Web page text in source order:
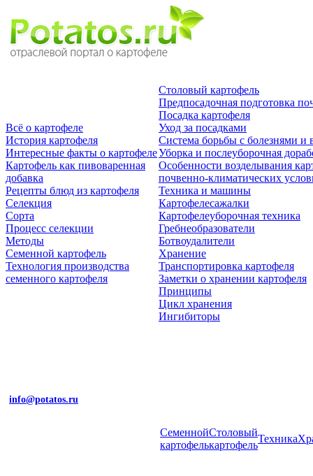
Всё о картофеле
История картофеля
Интересные факты о картофеле
Картофель как пивоваренная
добавка
Рецепты блюд из картофеля
Селекция
Сорта
Процесс селекции
Методы
Семенной картофель
Технология производства
семенного картофеля
Столовый картофель
Предпосадочная подготовка
Посадка картофеля
Уход за посадками
Система борьбы с болезнями и
Уборка и послеуборочная
Особенности возделывания
почвенно-климатических
Техника и машины
Картофелесажалки
Картофелеуборочная техника
Гребнеобразователи
Ботвоудалители
Хранение
Транспортировка картофеля
Заметки о хранении картофеля
Принципы
Цикл хранения
Ингибиторы
info@potatos.ru
Cеменной
картофель
Столовый
картофель
Техника